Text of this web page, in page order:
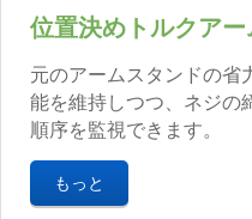
位置決めトルクアー
元のアームスタンドの省
能を維持しつつ、ネジの
順序を監視できます。
もっと